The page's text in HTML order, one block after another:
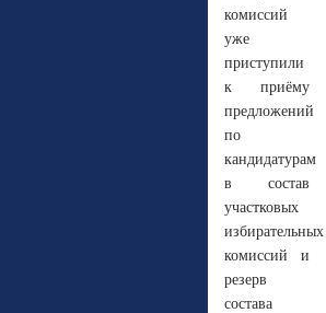
комиссий
уже
приступили
к приёму
предложений
по
кандидатурам
в состав
участковых
избирательных
комиссий и
резерв
состава